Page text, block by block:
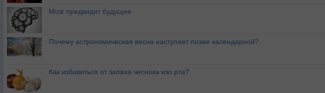
Мозг предвидит будущее
Почему астрономическая весна наступает позже календарной?
Как избавиться от запаха чеснока изо рта?